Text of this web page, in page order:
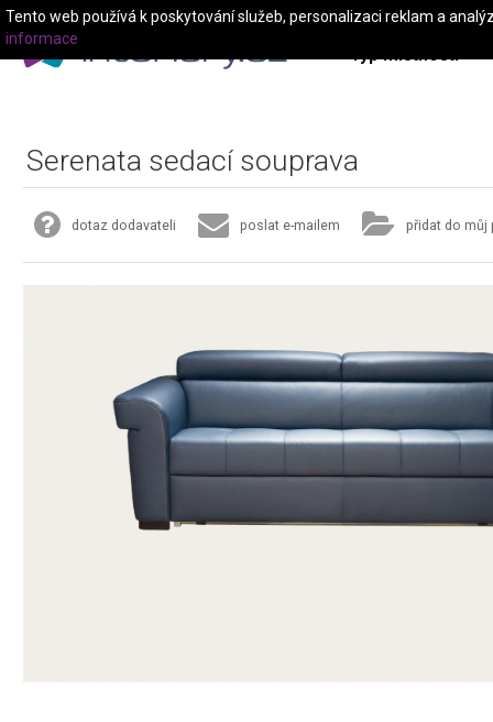
Typ místnosti
Serenata sedací souprava
dotaz dodavateli poslat e-mailem přidat do můj
Tento web používá k poskytování služeb, personalizaci reklam a
informace